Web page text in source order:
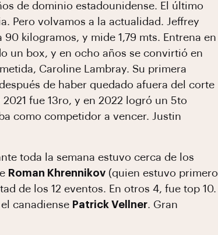
de dominio estadounidense. El último
Pero volvamos a la actualidad. Jeffrey
kilogramos, y mide 1,79 mts. Entrena en
un box, y en ocho años se convirtió en
Caroline Lambray. Su primera
de haber quedado afuera del corte
fue 13ro, y en 2022 logró un 5to
como competidor a vencer. Justin
toda la semana estuvo cerca de los
Roman Khrennikov (quien estuvo primero
de los 12 eventos. En otros 4, fue top 10.
canadiense Patrick Vellner. Gran